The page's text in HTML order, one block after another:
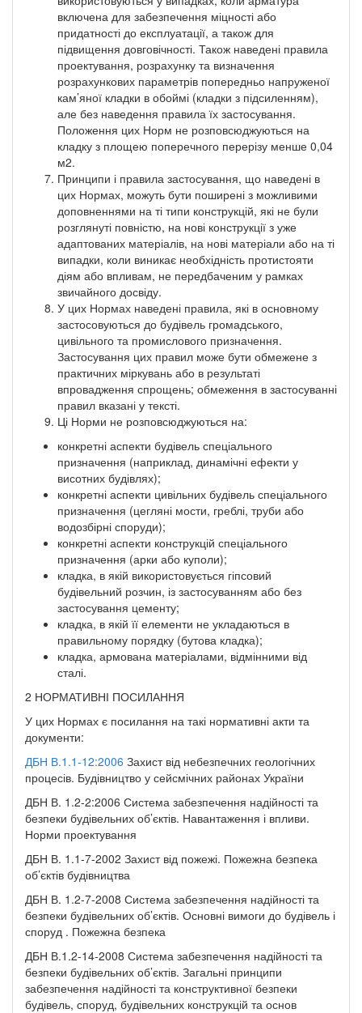
включена для забезпечення міцності або
придатності до експлуатації, а також для
підвищення довговічності. Також наведені правила
проектування, розрахунку та визначення
розрахункових параметрів попередньо напруженої
кам’яної кладки в обоймі (кладки з підсиленням),
але без наведення правила їх застосування.
Положення цих Норм не розповсюджуються на
кладку з площею поперечного перерізу менше 0,04
м2.
Принципи і правила застосування, що наведені в
цих Нормах, можуть бути поширені з можливими
доповненнями на ті типи конструкцій, які не були
розглянуті повністю, на нові конструкції з уже
адаптованих матеріалів, на нові матеріали або на ті
випадки, коли виникає необхідність протистояти
діям або впливам, не передбаченим у рамках
звичайного досвіду.
У цих Нормах наведені правила, які в основному
застосовуються до будівель громадського,
цивільного та промислового призначення.
Застосування цих правил може бути обмежене з
практичних міркувань або в результаті
впровадження спрощень; обмеження в застосуванні
правил вказані у тексті.
Ці Норми не розповсюджуються на:
конкретні аспекти будівель спеціального
призначення (наприклад, динамічні ефекти у
висотних будівлях);
конкретні аспекти цивільних будівель спеціального
призначення (цегляні мости, греблі, труби або
водозбірні споруди);
конкретні аспекти конструкцій спеціального
призначення (арки або куполи);
кладка, в якій використовується гіпсовий
будівельний розчин, із застосуванням або без
застосування цементу;
кладка, в якій її елементи не укладаються в
правильному порядку (бутова кладка);
кладка, армована матеріалами, відмінними від
сталі.
2 НОРМАТИВНІ ПОСИЛАННЯ
У цих Нормах є посилання на такі нормативні акти та
документи:
ДБН В.1.1-12:2006 Захист від небезпечних геологічних
процесів. Будівництво у сейсмічних районах України
ДБН В. 1.2-2:2006 Система забезпечення надійності та
безпеки будівельних об’єктів. Навантаження і впливи.
Норми проектування
ДБН В. 1.1-7-2002 Захист від пожежі. Пожежна безпека
об’єктів будівництва
ДБН В. 1.2-7-2008 Система забезпечення надійності та
безпеки будівельних об’єктів. Основні вимоги до будівель і
споруд . Пожежна безпека
ДБН В.1.2-14-2008 Система забезпечення надійності та
безпеки будівельних об’єктів. Загальні принципи
забезпечення надійності та конструктивної безпеки
будівель, споруд, будівельних конструкцій та основ